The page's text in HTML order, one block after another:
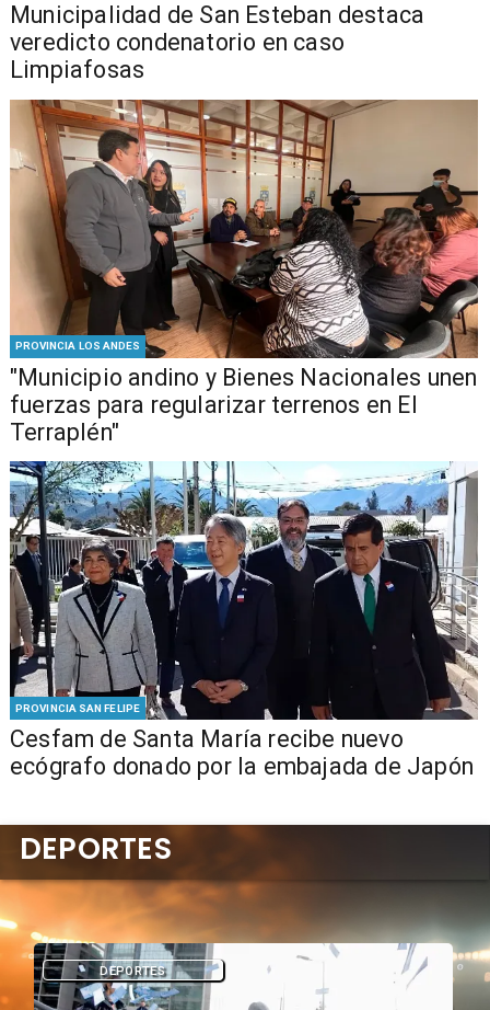
Municipalidad de San Esteban destaca
veredicto condenatorio en caso
Limpiafosas
PROVINCIA LOS ANDES
"Municipio andino y Bienes Nacionales unen
fuerzas para regularizar terrenos en El
Terraplén"
PROVINCIA SAN FELIPE
Cesfam de Santa María recibe nuevo
ecógrafo donado por la embajada de Japón
DEPORTES
DEPORTES